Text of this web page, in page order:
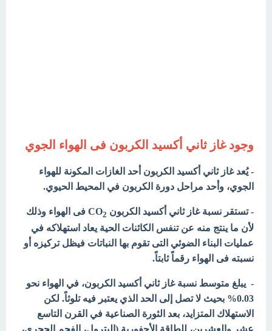
وجود غاز ثاني أكسيد الكربون فى الهواء الجوي
- يُعد غاز ثاني أكسيد الكربون أحد الغازات المكونة للهواء
الجوي، وأحد مراحل دورة الكربون في المحيط الحيوي.
- تستقر نسبة غاز ثاني أكسيد الكربون CO 2
فى الهواء وذلك
لأن ما ينتج منه عن تنفس الكائنات الحية يعاد استهلاكه في
عمليات البناء الضوئي التى تقوم بها النباتات فيظل تركيزه أو
نسبته فى الهواء رقماً ثابتاً.
- يبلغ متوسط نسبة غاز ثاني أكسيد الكربون، في الهواء نحو
0.03% بحيث لا تصل إلى الحد الذي يعتبر فيه تلوثاً. لكن
الاستهلاك المتزايد، بعد الثورة الصناعية في القرن التاسع